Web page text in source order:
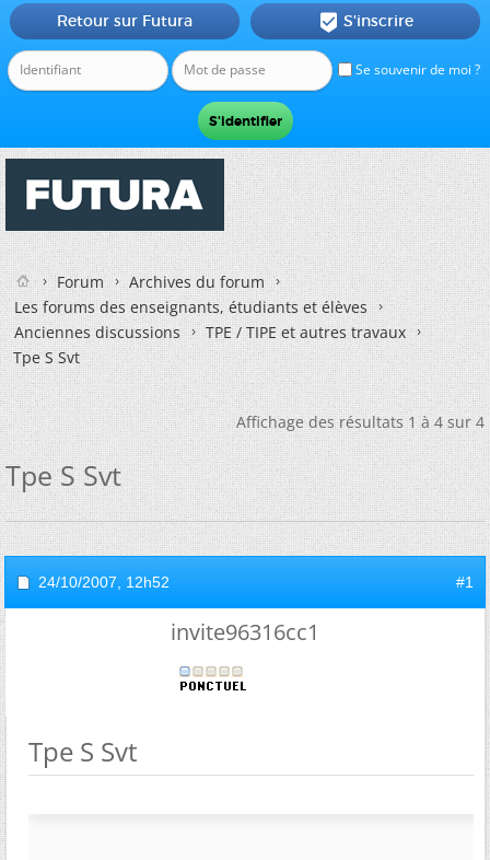
Se souvenir de moi ?
Retour sur Futura  S'inscrire
Forum
Archives du forum
Les forums des enseignants, étudiants et élèves
Anciennes discussions
TPE / TIPE et autres travaux
Tpe S Svt
Affichage des résultats 1 à 4 sur 4
Tpe S Svt
24/10/2007, 12h52 #1
invite96316cc1
Tpe S Svt